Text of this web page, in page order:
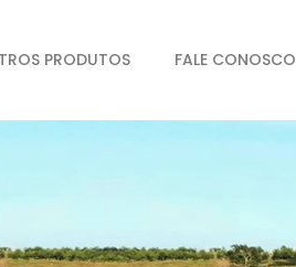
PRODUTOS FALE CONOSCO